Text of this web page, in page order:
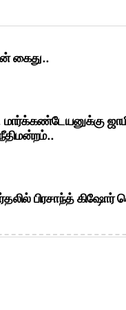
கைது..
மார்க்கண்டேயனுக்கு
பிரசாந்த் கிஷோர்